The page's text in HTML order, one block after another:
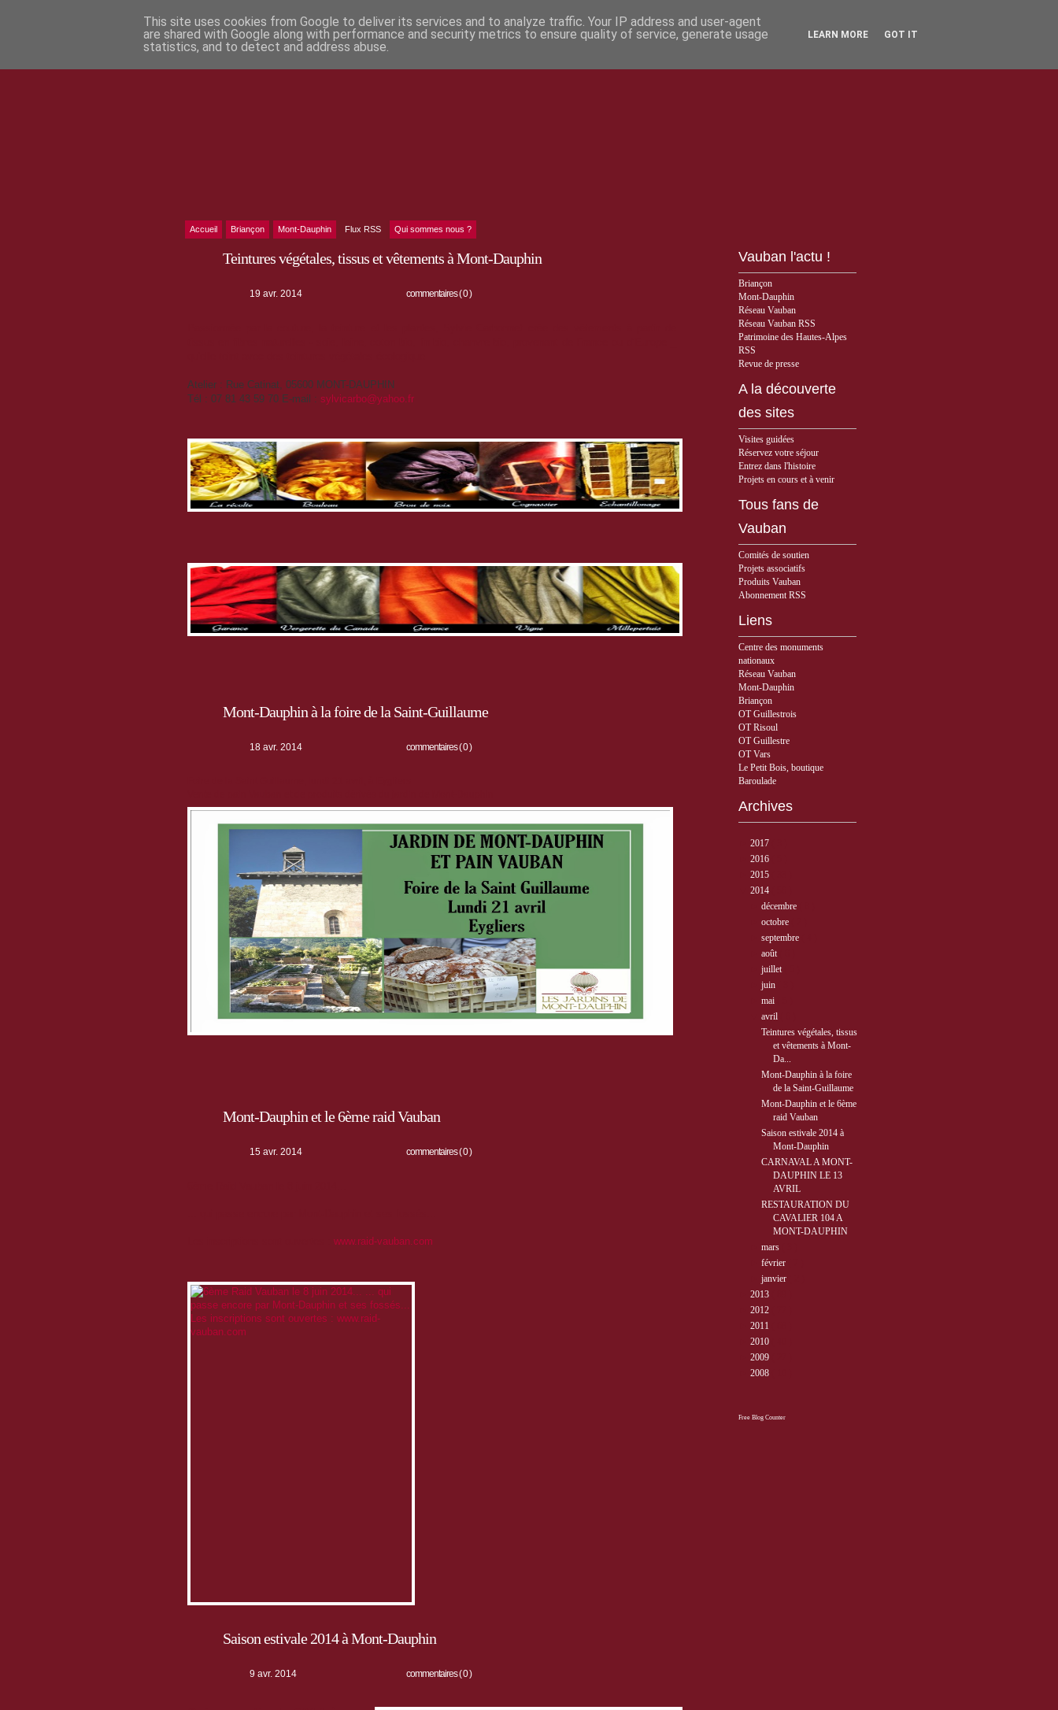
Accueil Briançon Mont-Dauphin Flux RSS Qui sommes nous ?
Teintures végétales, tissus et vêtements à Mont-Dauphin
19 avr. 2014 commentaires ( 0 )
Atelier : Rue Catinat, 05600 MONT-DAUPHIN
Tél : 07 81 43 59 70 E-mail : sylvicarbo@yahoo.fr
Mont-Dauphin à la foire de la Saint-Guillaume
18 avr. 2014 commentaires ( 0 )
Mont-Dauphin et le 6ème raid Vauban
15 avr. 2014 commentaires ( 0 )
www.raid-vauban.com
Saison estivale 2014 à Mont-Dauphin
9 avr. 2014 commentaires ( 0 )
Vauban l'actu !
Briançon
Mont-Dauphin
Réseau Vauban
Réseau Vauban RSS
Patrimoine des Hautes-Alpes
RSS
Revue de presse
A la découverte
des sites
Visites guidées
Réservez votre séjour
Entrez dans l'histoire
Projets en cours et à venir
Tous fans de
Vauban
Comités de soutien
Projets associatifs
Produits Vauban
Abonnement RSS
Liens
Centre des monuments
nationaux
Réseau Vauban
Mont-Dauphin
Briançon
OT Guillestrois
OT Risoul
OT Guillestre
OT Vars
Le Petit Bois, boutique
Baroulade
Archives
2017
2016
2015
2014
décembre
octobre
septembre
août
juillet
juin
mai
avril
Teintures végétales, tissus
et vêtements à Mont-
Da...
Mont-Dauphin à la foire
de la Saint-Guillaume
Mont-Dauphin et le 6ème
raid Vauban
Saison estivale 2014 à
Mont-Dauphin
CARNAVAL A MONT-
DAUPHIN LE 13
AVRIL
RESTAURATION DU
CAVALIER 104 A
MONT-DAUPHIN
mars
février
janvier
2013
2012
2011
2010
2009
2008
Free Blog Counter
This site uses cookies from Google to deliver its services and to analyze traffic. Your IP address and user-agent
are shared with Google along with performance and security metrics to ensure quality of service, generate usage
statistics, and to detect and address abuse.
LEARN MORE GOT IT